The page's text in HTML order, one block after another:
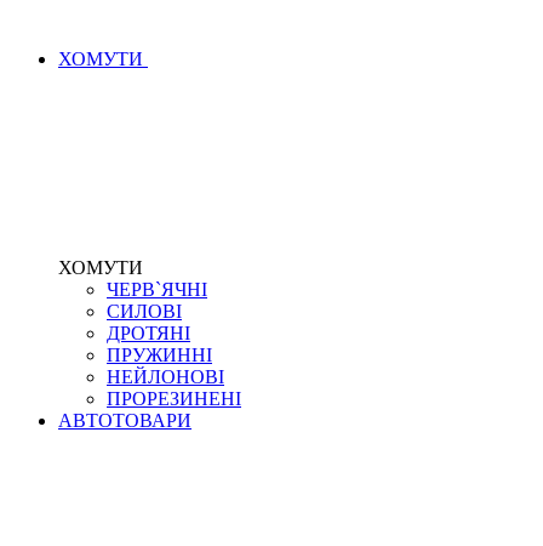
ХОМУТИ
ХОМУТИ
ЧЕРВ`ЯЧНІ
СИЛОВІ
ДРОТЯНІ
ПРУЖИННІ
НЕЙЛОНОВІ
ПРОРЕЗИНЕНІ
АВТОТОВАРИ